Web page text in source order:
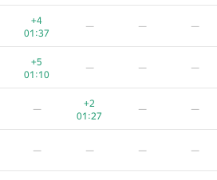
+4
01:37
— — —
+5
01:10
— — —
—
+2
01:27
— —
— — — —